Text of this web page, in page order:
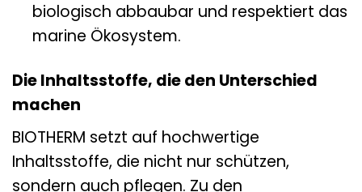
biologisch abbaubar und respektiert das
marine Ökosystem.
Die Inhaltsstoffe, die den Unterschied
machen
BIOTHERM setzt auf hochwertige
Inhaltsstoffe, die nicht nur schützen,
sondern auch pflegen. Zu den